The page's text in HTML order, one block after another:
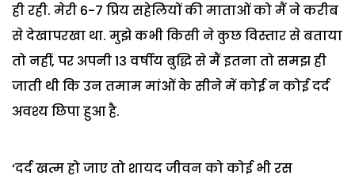
ही रही. मेरी 6-7 प्रिय सहेलियों की माताओं को मैं ने करीब
से देखापरखा था. मुझे कभी किसी ने कुछ विस्तार से बताया
तो नहीं, पर अपनी 13 वर्षीय बुद्धि से मैं इतना तो समझ ही
जाती थी कि उन तमाम मांओं के सीने में कोई न कोई दर्द
अवश्य छिपा हुआ है.
‘दर्द खत्म हो जाए तो शायद जीवन को कोई भी रस